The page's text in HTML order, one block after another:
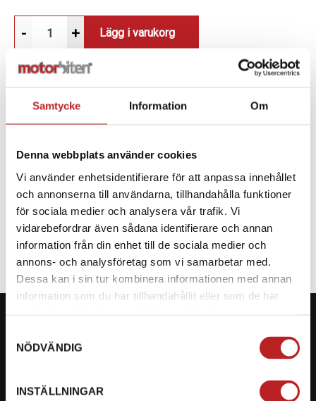
Samtycke Information Om
Denna webbplats använder cookies
Vi använder enhetsidentifierare för att anpassa innehållet
och annonserna till användarna, tillhandahålla funktioner
för sociala medier och analysera vår trafik. Vi
vidarebefordrar även sådana identifierare och annan
information från din enhet till de sociala medier och
annons- och analysföretag som vi samarbetar med.
Dessa kan i sin tur kombinera informationen med annan
information som du har tillhandahållit eller som de har
NÖDVÄNDIG
INSTÄLLNINGAR
- + Lägg i varukorg
Reservdel till CF Moto
SPECIFIKATION
Ångra mitt köp